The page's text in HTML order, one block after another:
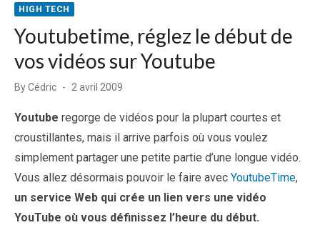
HIGH TECH
Youtubetime, réglez le début de
vos vidéos sur Youtube
ByCédric
Posted
2 avril 2009
Youtube regorge de vidéos pour la plupart courtes et
croustillantes, mais il arrive parfois où vous voulez
simplement partager une petite partie d’une longue vidéo.
Vous allez désormais pouvoir le faire avec YoutubeTime,
un service Web qui crée un lien vers une vidéo
YouTube où vous définissez l’heure du début.